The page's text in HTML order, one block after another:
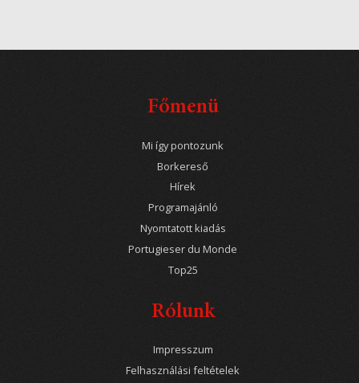
Főmenü
Mi így pontozunk
Borkereső
Hírek
Programajánló
Nyomtatott kiadás
Portugieser du Monde
Top25
Rólunk
Impresszum
Felhasználási feltételek